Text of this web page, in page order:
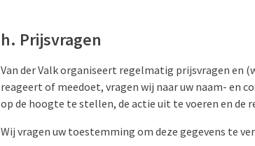
h. Prijsvragen
Van der Valk organiseert regelmatig prijsvragen en
reageert of meedoet, vragen wij naar uw naam- en
op de hoogte te stellen, de actie uit te voeren en de
Wij vragen uw toestemming om deze gegevens te